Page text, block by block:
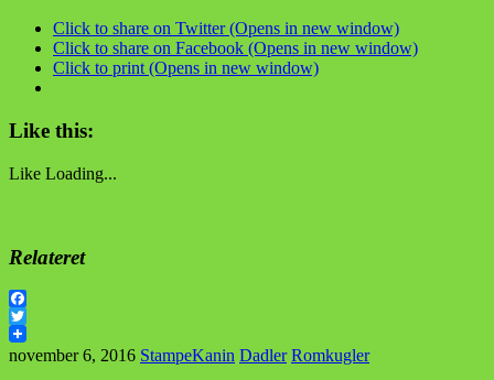
Click to share on Twitter (Opens in new window)
Click to share on Facebook (Opens in new window)
Click to print (Opens in new window)
Like this:
Like Loading...
Relateret
Facebook
Twitter
november 6, 2016 StampeKanin Dadler Romkugler